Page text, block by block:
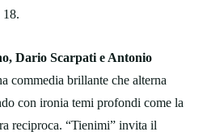
18.
Dario Scarpati e Antonio
commedia brillante che alterna
con ironia temi profondi come la
reciproca. “Tienimi” invita il